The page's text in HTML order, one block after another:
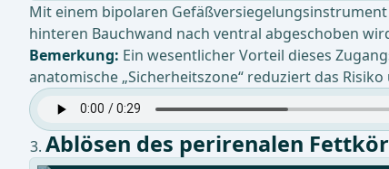
Mit einem bipolaren
hinteren Bauchwand nach ventral abgeschoben
Bemerkung: Ein wesentlicher Vorteil dieses
anatomische „Sicherheitszone“ reduziert das
Ablösen des perirenalen